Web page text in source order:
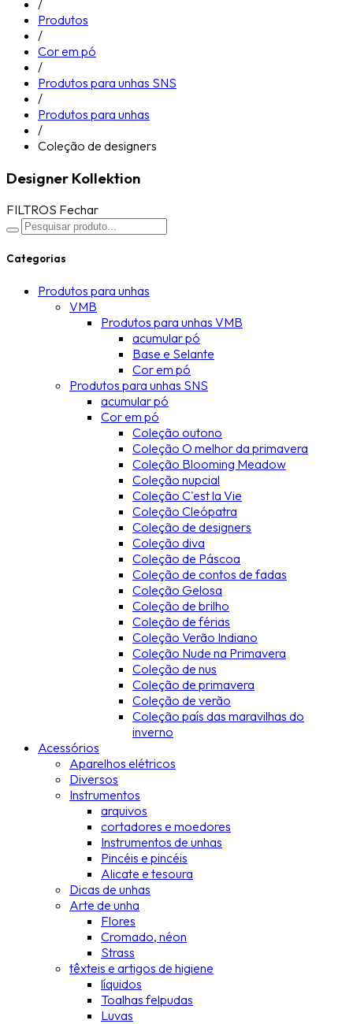
/
Produtos
/
Cor em pó
/
Produtos para unhas SNS
/
Produtos para unhas
/
Coleção de designers
Designer Kollektion
FILTROS Fechar
Categorias
Produtos para unhas
VMB
Produtos para unhas VMB
acumular pó
Base e Selante
Cor em pó
Produtos para unhas SNS
acumular pó
Cor em pó
Coleção outono
Coleção O melhor da primavera
Coleção Blooming Meadow
Coleção nupcial
Coleção C'est la Vie
Coleção Cleópatra
Coleção de designers
Coleção diva
Coleção de Páscoa
Coleção de contos de fadas
Coleção Gelosa
Coleção de brilho
Coleção de férias
Coleção Verão Indiano
Coleção Nude na Primavera
Coleção de nus
Coleção de primavera
Coleção de verão
Coleção país das maravilhas do
inverno
Acessórios
Aparelhos elétricos
Diversos
Instrumentos
arquivos
cortadores e moedores
Instrumentos de unhas
Pincéis e pincéis
Alicate e tesoura
Dicas de unhas
Arte de unha
Flores
Cromado, néon
Strass
têxteis e artigos de higiene
líquidos
Toalhas felpudas
Luvas